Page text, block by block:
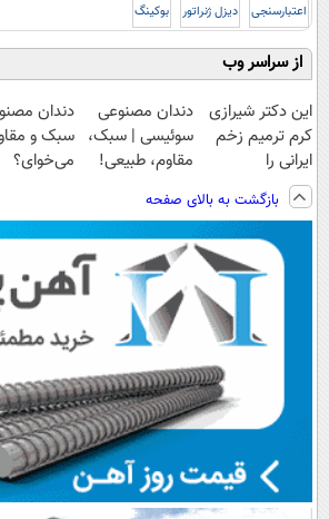
اعتبارسنجی دیزل ژنراتور بوکینگ
از سراسر وب
این دکتر شیرازی
کرم ترمیم زخم
ایرانی را
ساخت!!!
دندان مصنوعی
سوئیسی | سبک،
مقاوم، طبیعی!
رایگان+پرداخت
اقساطی😍
دندان
سبک و
می‌خوای؟
📍تهران
بازگشت به بالای صفحه